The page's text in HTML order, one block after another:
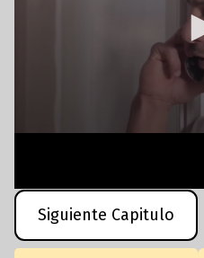
Siguiente Capitulo